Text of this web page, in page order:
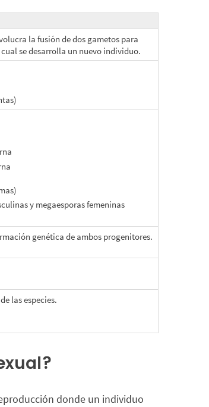
la fusión de dos gametos para
se desarrolla un nuevo individuo.
y megaesporas femeninas
genética de ambos progenitores.
las especies.
donde un individuo